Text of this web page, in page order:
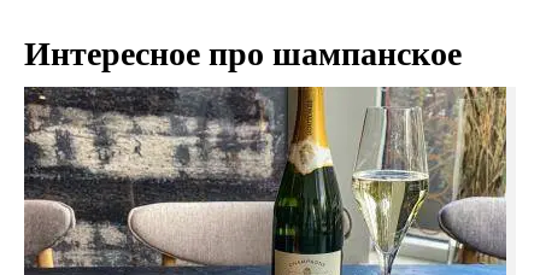
Интересное про шампанское